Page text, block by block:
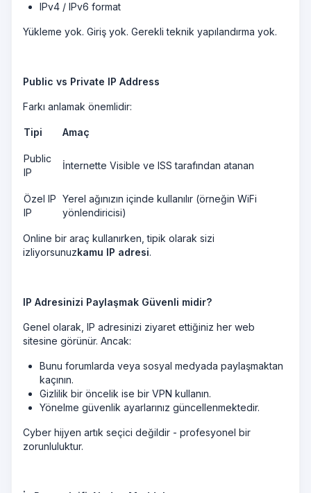
IPv4 / IPv6 format
Yükleme yok. Giriş yok. Gerekli teknik yapılandırma yok.
Public vs Private IP Address
Farkı anlamak önemlidir:
Tipi Amaç
Public
IP
İnternette Visible ve ISS tarafından atanan
Özel IP
IP
Yerel ağınızın içinde kullanılır (örneğin WiFi
yönlendiricisi)
Online bir araç kullanırken, tipik olarak sizi
izliyorsunuzkamu IP adresi.
IP Adresinizi Paylaşmak Güvenli midir?
Genel olarak, IP adresinizi ziyaret ettiğiniz her web
sitesine görünür. Ancak:
Bunu forumlarda veya sosyal medyada paylaşmaktan
kaçının.
Gizlilik bir öncelik ise bir VPN kullanın.
Yönelme güvenlik ayarlarınız güncellenmektedir.
Cyber hijyen artık seçici değildir - profesyonel bir
zorunluluktur.